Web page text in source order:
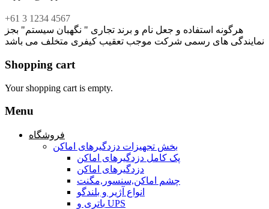
+61 3 1234 4567
هرگونه استفاده و جعل نام و برند تجاری " نگهبان سیستم" بجز
نمایندگی های رسمی شرکت موجب تعقیب کیفری متخلف می باشد
Shopping cart
Your shopping cart is empty.
Menu
فروشگاه
بخش تجهیزات دزدگیرهای اماکن
پک کامل دزدگیرهای اماکن
دزدگیرهای اماکن
چشم اماکن,سنسور,مگنت
انواع آژیر و بلندگو
باتری و UPS